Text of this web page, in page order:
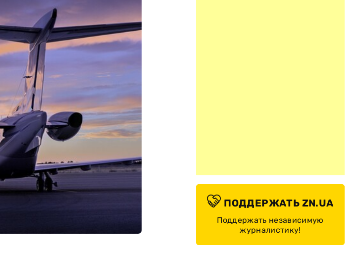
ПОДДЕРЖАТЬ ZN.UA
Поддержать независимую
журналистику!